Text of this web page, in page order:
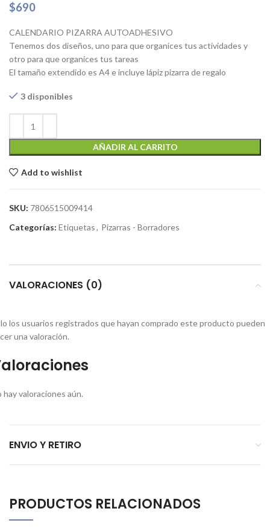
$690
CALENDARIO PIZARRA AUTOADHESIVO
Tenemos dos diseños, uno para que organices tus actividades y
otro para que organices tus tareas
El tamaño extendido es A4 e incluye lápiz pizarra de regalo
3 disponibles
AÑADIR AL CARRITO
Add to wishlist
SKU: 7806515009414
Categorías: Etiquetas, Pizarras - Borradores
VALORACIONES (0)
hay valoraciones aún.
los usuarios registrados que hayan comprado este producto pueden
una valoración.
ENVIO Y RETIRO
PRODUCTOS RELACIONADOS